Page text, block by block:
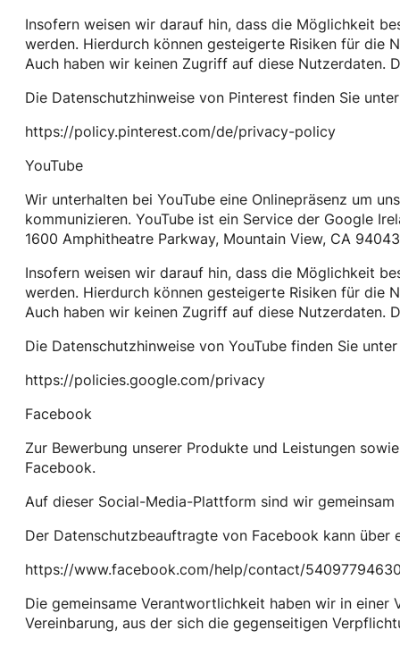
Insofern weisen wir darauf hin, dass die Möglichkeit
werden. Hierdurch können gesteigerte Risiken für die
Auch haben wir keinen Zugriff auf diese Nutzerdaten.
Die Datenschutzhinweise von Pinterest finden Sie unter
https://policy.pinterest.com/de/privacy-policy
YouTube
Wir unterhalten bei YouTube eine Onlinepräsenz um
kommunizieren. YouTube ist ein Service der Google
1600 Amphitheatre Parkway, Mountain View, CA
Insofern weisen wir darauf hin, dass die Möglichkeit
werden. Hierdurch können gesteigerte Risiken für die
Auch haben wir keinen Zugriff auf diese Nutzerdaten.
Die Datenschutzhinweise von YouTube finden Sie unter
https://policies.google.com/privacy
Facebook
Zur Bewerbung unserer Produkte und Leistungen
Facebook.
Auf dieser Social-Media-Plattform sind wir
Der Datenschutzbeauftragte von Facebook kann über
https://www.facebook.com/help/contact/
Die gemeinsame Verantwortlichkeit haben wir in einer
Vereinbarung, aus der sich die gegenseitigen